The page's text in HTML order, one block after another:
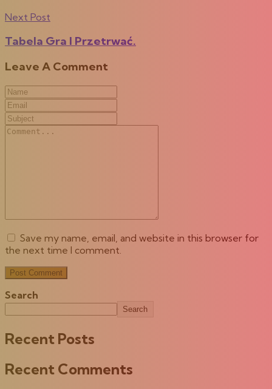
Next Post
Tabela Gra I Przetrwać.
Leave A Comment
Save my name, email, and website in this browser for
the next time I comment.
Search
Search
Recent Posts
Recent Comments